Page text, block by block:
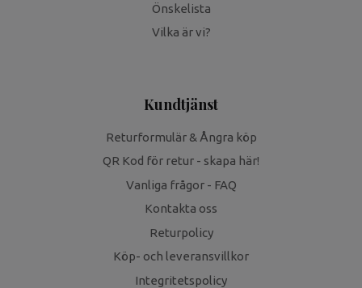
Önskelista
Vilka är vi?
Kundtjänst
Returformulär & Ångra köp
QR Kod för retur - skapa här!
Vanliga frågor - FAQ
Kontakta oss
Returpolicy
Köp- och leveransvillkor
Integritetspolicy